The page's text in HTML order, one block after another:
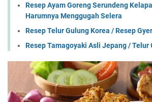
Resep Ayam Goreng Serundeng
Harumnya Menggugah Selera
Resep Telur Gulung Korea / Resep
Resep Tamagoyaki Asli Jepang / Telur